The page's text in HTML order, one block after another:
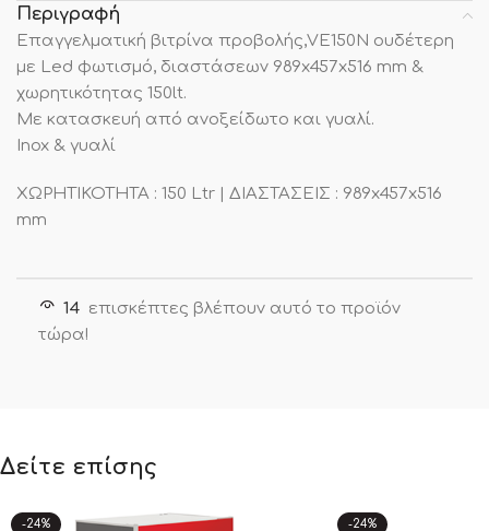
Περιγραφή
Επαγγελματική βιτρίνα προβολής,VE150N ουδέτερη
με Led φωτισμό, διαστάσεων 989x457x516 mm &
χωρητικότητας 150lt.
Με κατασκευή από ανοξείδωτο και γυαλί.
Inox & γυαλί
ΧΩΡΗΤΙΚΟΤΗΤΑ : 150 Ltr | ΔΙΑΣΤΑΣΕΙΣ : 989x457x516
mm
14 επισκέπτες βλέπουν αυτό το προϊόν
τώρα!
Δείτε επίσης
-24% -24%